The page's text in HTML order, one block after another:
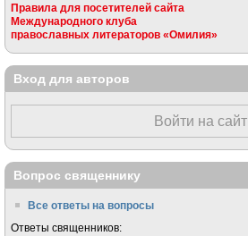
Правила для посетителей сайта
Международного клуба
православных литераторов «Омилия»
Вход для авторов
Войти на сайт
Вопрос священнику
Все ответы на вопросы
Ответы священников: